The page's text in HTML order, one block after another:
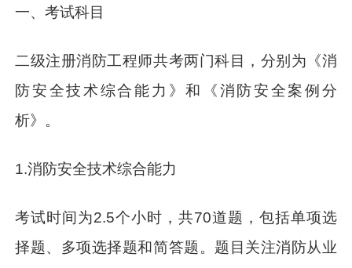
一、考试科目
二级注册消防工程师共考两门科目，分别为《消
防安全技术综合能力》和《消防安全案例分
析》。
1.消防安全技术综合能力
考试时间为2.5个小时，共70道题，包括单项选
择题、多项选择题和简答题。题目关注消防从业